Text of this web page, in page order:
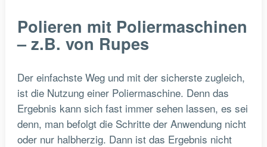
Polieren mit Poliermaschinen
– z.B. von Rupes
Der einfachste Weg und mit der sicherste zugleich,
ist die Nutzung einer Poliermaschine. Denn das
Ergebnis kann sich fast immer sehen lassen, es sei
denn, man befolgt die Schritte der Anwendung nicht
oder nur halbherzig. Dann ist das Ergebnis nicht